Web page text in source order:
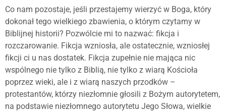
Co nam pozostaje, jeśli przestajemy wierzyć w Boga, który
dokonał tego wielkiego zbawienia, o którym czytamy w
Biblijnej historii? Pozwólcie mi to nazwać: fikcja i
rozczarowanie. Fikcja wzniosła, ale ostatecznie, wzniosłej
fikcji ci u nas dostatek. Fikcja zupełnie nie mająca nic
wspólnego nie tylko z Biblią, nie tylko z wiarą Kościoła
poprzez wieki, ale i z wiarą naszych przodków –
protestantów, którzy niezłomnie głosili z Bożym autorytetem,
na podstawie niezłomnego autorytetu Jego Słowa, wielkie